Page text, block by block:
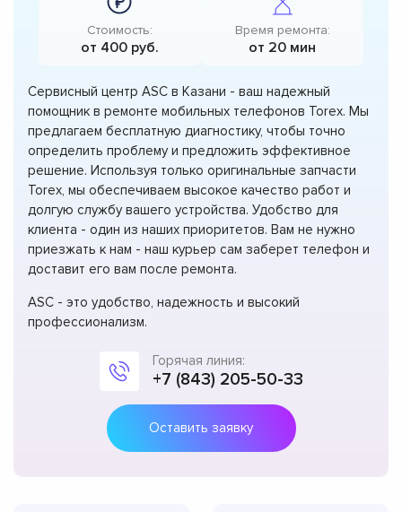
Стоимость:
от 400 руб.
Время ремонта:
от 20 мин
Сервисный центр ASC в Казани - ваш надежный
помощник в ремонте мобильных телефонов Torex. Мы
предлагаем бесплатную диагностику, чтобы точно
определить проблему и предложить эффективное
решение. Используя только оригинальные запчасти
Torex, мы обеспечиваем высокое качество работ и
долгую службу вашего устройства. Удобство для
клиента - один из наших приоритетов. Вам не нужно
приезжать к нам - наш курьер сам заберет телефон и
доставит его вам после ремонта.
ASC - это удобство, надежность и высокий
профессионализм.
Горячая линия:
+7 (843) 205-50-33
Оставить заявку